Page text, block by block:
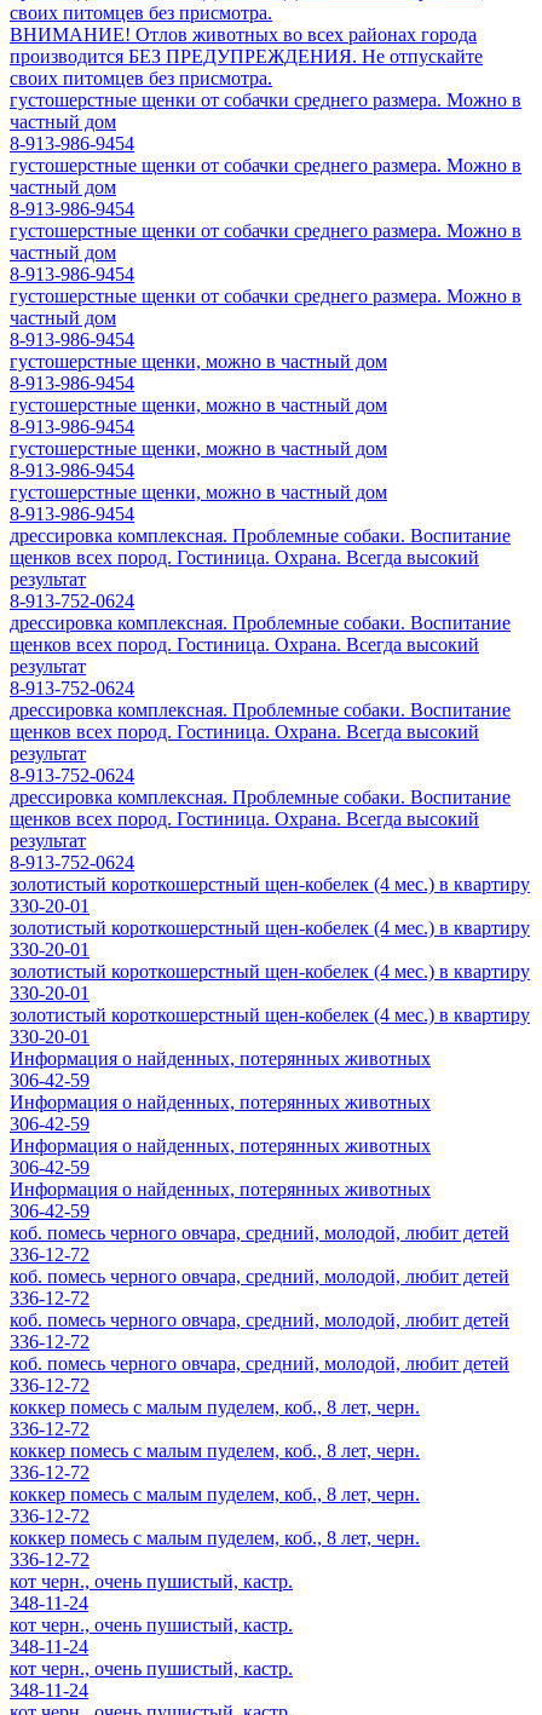
своих питомцев без присмотра.
ВНИМАНИЕ! Отлов животных во всех районах города
производится БЕЗ ПРЕДУПРЕЖДЕНИЯ. Не отпускайте
своих питомцев без присмотра.
густошерстные щенки от собачки среднего размера. Можно в
частный дом
8-913-986-9454
густошерстные щенки от собачки среднего размера. Можно в
частный дом
8-913-986-9454
густошерстные щенки от собачки среднего размера. Можно в
частный дом
8-913-986-9454
густошерстные щенки от собачки среднего размера. Можно в
частный дом
8-913-986-9454
густошерстные щенки, можно в частный дом
8-913-986-9454
густошерстные щенки, можно в частный дом
8-913-986-9454
густошерстные щенки, можно в частный дом
8-913-986-9454
густошерстные щенки, можно в частный дом
8-913-986-9454
дрессировка комплексная. Проблемные собаки. Воспитание
щенков всех пород. Гостиница. Охрана. Всегда высокий
результат
8-913-752-0624
дрессировка комплексная. Проблемные собаки. Воспитание
щенков всех пород. Гостиница. Охрана. Всегда высокий
результат
8-913-752-0624
дрессировка комплексная. Проблемные собаки. Воспитание
щенков всех пород. Гостиница. Охрана. Всегда высокий
результат
8-913-752-0624
дрессировка комплексная. Проблемные собаки. Воспитание
щенков всех пород. Гостиница. Охрана. Всегда высокий
результат
8-913-752-0624
золотистый короткошерстный щен-кобелек (4 мес.) в квартиру
330-20-01
золотистый короткошерстный щен-кобелек (4 мес.) в квартиру
330-20-01
золотистый короткошерстный щен-кобелек (4 мес.) в квартиру
330-20-01
золотистый короткошерстный щен-кобелек (4 мес.) в квартиру
330-20-01
Информация о найденных, потерянных животных
306-42-59
Информация о найденных, потерянных животных
306-42-59
Информация о найденных, потерянных животных
306-42-59
Информация о найденных, потерянных животных
306-42-59
коб. помесь черного овчара, средний, молодой, любит детей
336-12-72
коб. помесь черного овчара, средний, молодой, любит детей
336-12-72
коб. помесь черного овчара, средний, молодой, любит детей
336-12-72
коб. помесь черного овчара, средний, молодой, любит детей
336-12-72
коккер помесь с малым пуделем, коб., 8 лет, черн.
336-12-72
коккер помесь с малым пуделем, коб., 8 лет, черн.
336-12-72
коккер помесь с малым пуделем, коб., 8 лет, черн.
336-12-72
коккер помесь с малым пуделем, коб., 8 лет, черн.
336-12-72
кот черн., очень пушистый, кастр.
348-11-24
кот черн., очень пушистый, кастр.
348-11-24
кот черн., очень пушистый, кастр.
348-11-24